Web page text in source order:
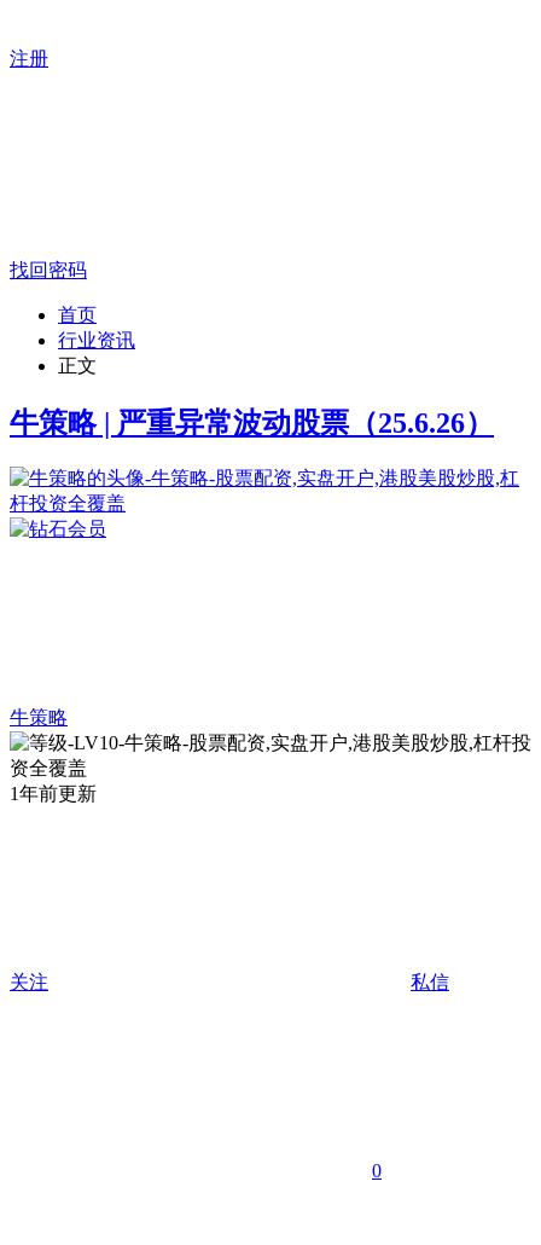
注册
找回密码
首页
行业资讯
正文
牛策略 | 严重异常波动股票（25.6.26）
牛策略
1年前更新
关注 私信
0